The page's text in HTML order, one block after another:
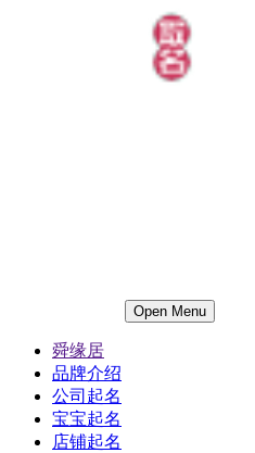
Open Menu
舜缘居
品牌介绍
公司起名
宝宝起名
店铺起名